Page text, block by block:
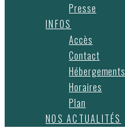
Presse
INFOS
Accès
Contact
Hébergements
Horaires
Plan
NOS ACTUALITÉS